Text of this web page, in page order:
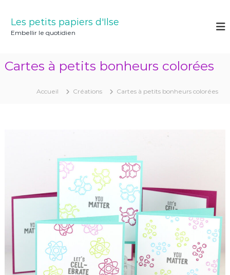
Les petits papiers d'Ilse
Embellir le quotidien
Cartes à petits bonheurs colorées
Accueil Créations Cartes à petits bonheurs colorées